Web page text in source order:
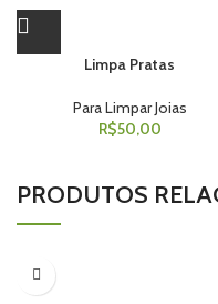
Limpa Pratas
Para Limpar Joias
R$50,00
PRODUTOS